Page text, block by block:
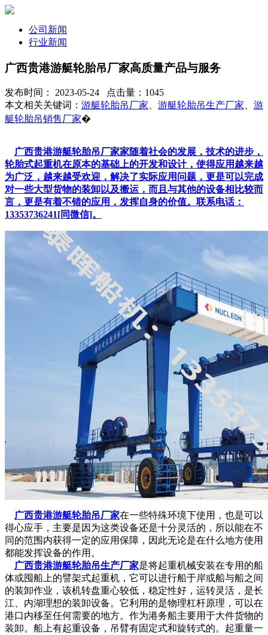
公司新闻
行业新闻
广西贵港游艇轮胎吊厂家高质量产品与服务
发布时间： 2023-05-24 点击量：1045
本文相关关键词： 游艇轮胎吊厂家、 游艇轮胎吊生产厂家、 游
艇轮胎吊销售厂家�
广西贵港游艇轮胎吊厂家家随着社会的发展，技术的进步，
轮胎式起重机在原本的基础上的开发和设计，使得应用越来越
为广泛，越来越受欢迎，解决了实际应用问题，更是可以完成
对一些大型货物的装卸以及搬运，而且与其他的设备相比较而
言，更是有着不错的应用，发挥自身的价值。联系电话：
13353736241[同微信]。
广西贵港游艇轮胎吊厂家在一些特殊环境下使用，也是可以
得心应手，主要是因为这类设备还是十分灵活的，所以能在不
同的范围内获得一定的应用保障，因此无论是在什么地方使用
都能发挥设备的作用。
广西贵港游艇轮胎吊生产厂家是将起重机械安装在专用的船
体或囤船上的譬架式起重机，它可以进行船于岸或船与船之间
的装卸作业，该机转盘重心较低，稳定性好，运转灵活，是长
江、内湖理想的装卸设备。它利用的是物理杠杆原理，可以在
港口内移至任何需要的地方。作为港务船主要用于大件货物的
装卸。船上有起重设备，吊臂有固定式和旋转式的。起重量一